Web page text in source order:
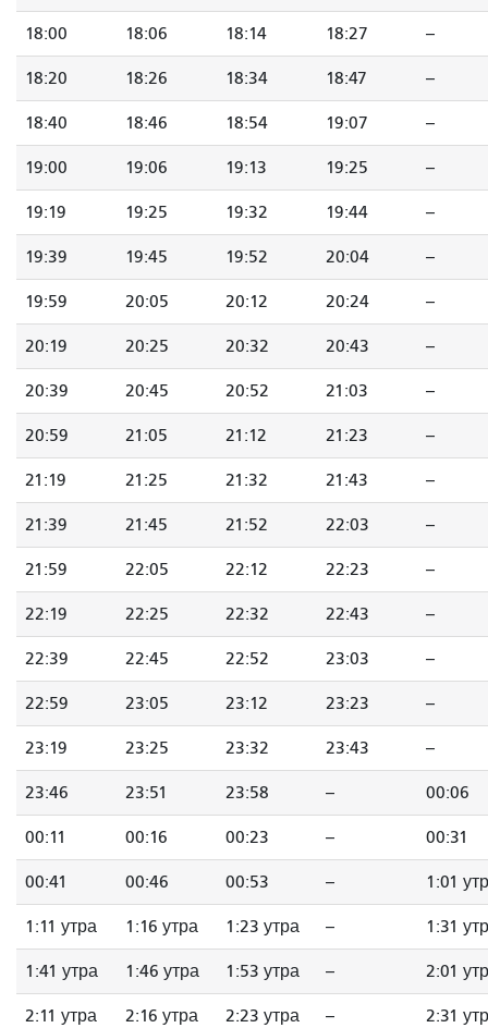
18:00 18:06 18:14 18:27 --
18:20 18:26 18:34 18:47 --
18:40 18:46 18:54 19:07 --
19:00 19:06 19:13 19:25 --
19:19 19:25 19:32 19:44 --
19:39 19:45 19:52 20:04 --
19:59 20:05 20:12 20:24 --
20:19 20:25 20:32 20:43 --
20:39 20:45 20:52 21:03 --
20:59 21:05 21:12 21:23 --
21:19 21:25 21:32 21:43 --
21:39 21:45 21:52 22:03 --
21:59 22:05 22:12 22:23 --
22:19 22:25 22:32 22:43 --
22:39 22:45 22:52 23:03 --
22:59 23:05 23:12 23:23 --
23:19 23:25 23:32 23:43 --
23:46 23:51 23:58 -- 00:06
00:11 00:16 00:23 -- 00:31
00:41 00:46 00:53 -- 1:01
1:11 утра 1:16 утра 1:23 утра -- 1:31
1:41 утра 1:46 утра 1:53 утра -- 2:01
2:11 утра 2:16 утра 2:23 утра -- 2:31